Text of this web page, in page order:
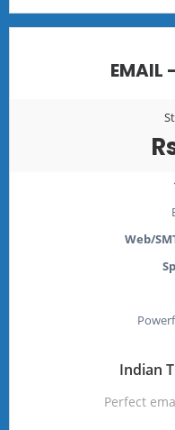
EMAIL
Web/
Indian
Perfect